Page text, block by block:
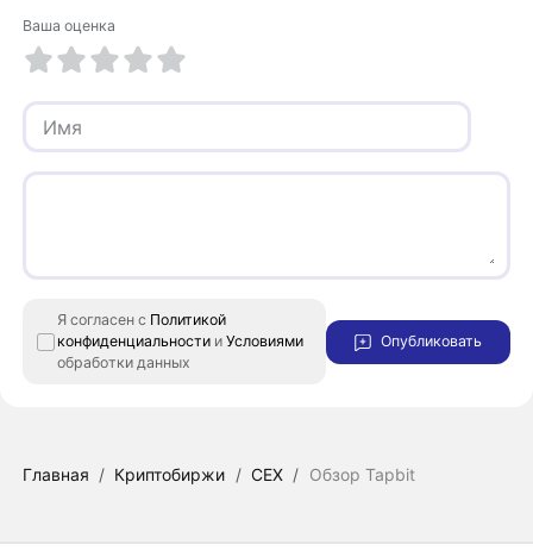
Ваша оценка
1 из 5 2 из 5 3 из 5 4 из 5 5 из 5
Я согласен с Политикой
конфиденциальности иУсловиями
обработки данных
Опубликовать
Главная / Криптобиржи / CEX / Обзор Tapbit